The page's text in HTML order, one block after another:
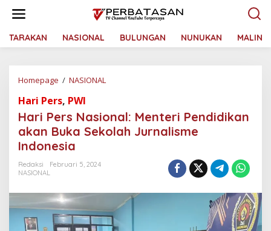
t
TARAKAN NASIONAL BULUNGAN NUNUKAN
Homepage / NASIONAL
i
P
e
o
n
Hari Pers, PWI
Hari Pers Nasional: Menteri Pendidikan
akan Buka Sekolah Jurnalisme
Indonesia
Redaksi
Februari 5, 2024
NASIONAL